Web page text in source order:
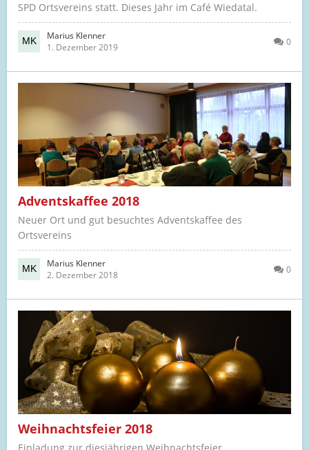
SPD Ortsvereins statt. Dieses Jahr im Café Wiedatal.
Marius Klenner
1. Dezember 2019
0
Adventskaffee 2018
Neuer Ort und gut besuchtes Adventskaffee des
Ortsvereins
Marius Klenner
2. Dezember 2018
0
Weihnachtsfeier 2018